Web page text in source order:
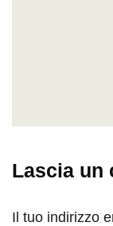
Lascia un
Il tuo indirizzo